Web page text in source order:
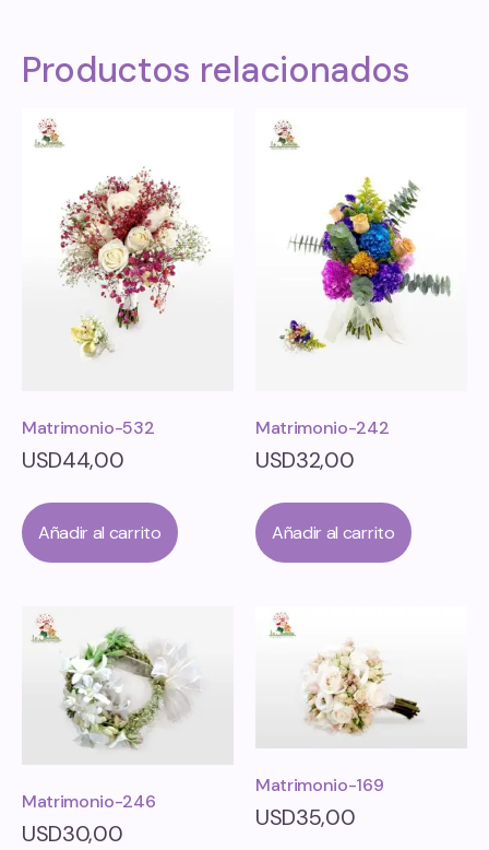
Productos relacionados
Matrimonio-532
USD44,00
Añadir al carrito
Matrimonio-242
USD32,00
Añadir al carrito
Matrimonio-246
USD30,00
Matrimonio-169
USD35,00